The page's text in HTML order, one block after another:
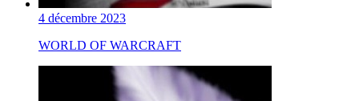
4 décembre 2023
WORLD OF WARCRAFT